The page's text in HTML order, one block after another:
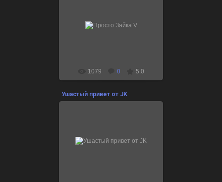
24.12.2021
1079 0 5.0
Ушастый привет от JK
24.12.2021